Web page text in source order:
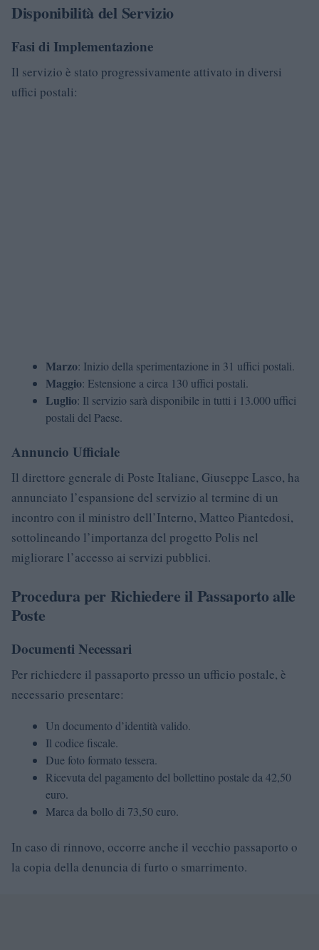
Disponibilità del Servizio
Fasi di Implementazione
Il servizio è stato progressivamente attivato in diversi
uffici postali:
Marzo: Inizio della sperimentazione in 31 uffici postali.
Maggio: Estensione a circa 130 uffici postali.
Luglio: Il servizio sarà disponibile in tutti i 13.000 uffici
postali del Paese.
Annuncio Ufficiale
Il direttore generale di Poste Italiane, Giuseppe Lasco, ha
annunciato l’espansione del servizio al termine di un
incontro con il ministro dell’Interno, Matteo Piantedosi,
sottolineando l’importanza del progetto Polis nel
migliorare l’accesso ai servizi pubblici.
Procedura per Richiedere il Passaporto alle
Poste
Documenti Necessari
Per richiedere il passaporto presso un ufficio postale, è
necessario presentare:
Un documento d’identità valido.
Il codice fiscale.
Due foto formato tessera.
Ricevuta del pagamento del bollettino postale da 42,50
euro.
Marca da bollo di 73,50 euro.
In caso di rinnovo, occorre anche il vecchio passaporto o
la copia della denuncia di furto o smarrimento.